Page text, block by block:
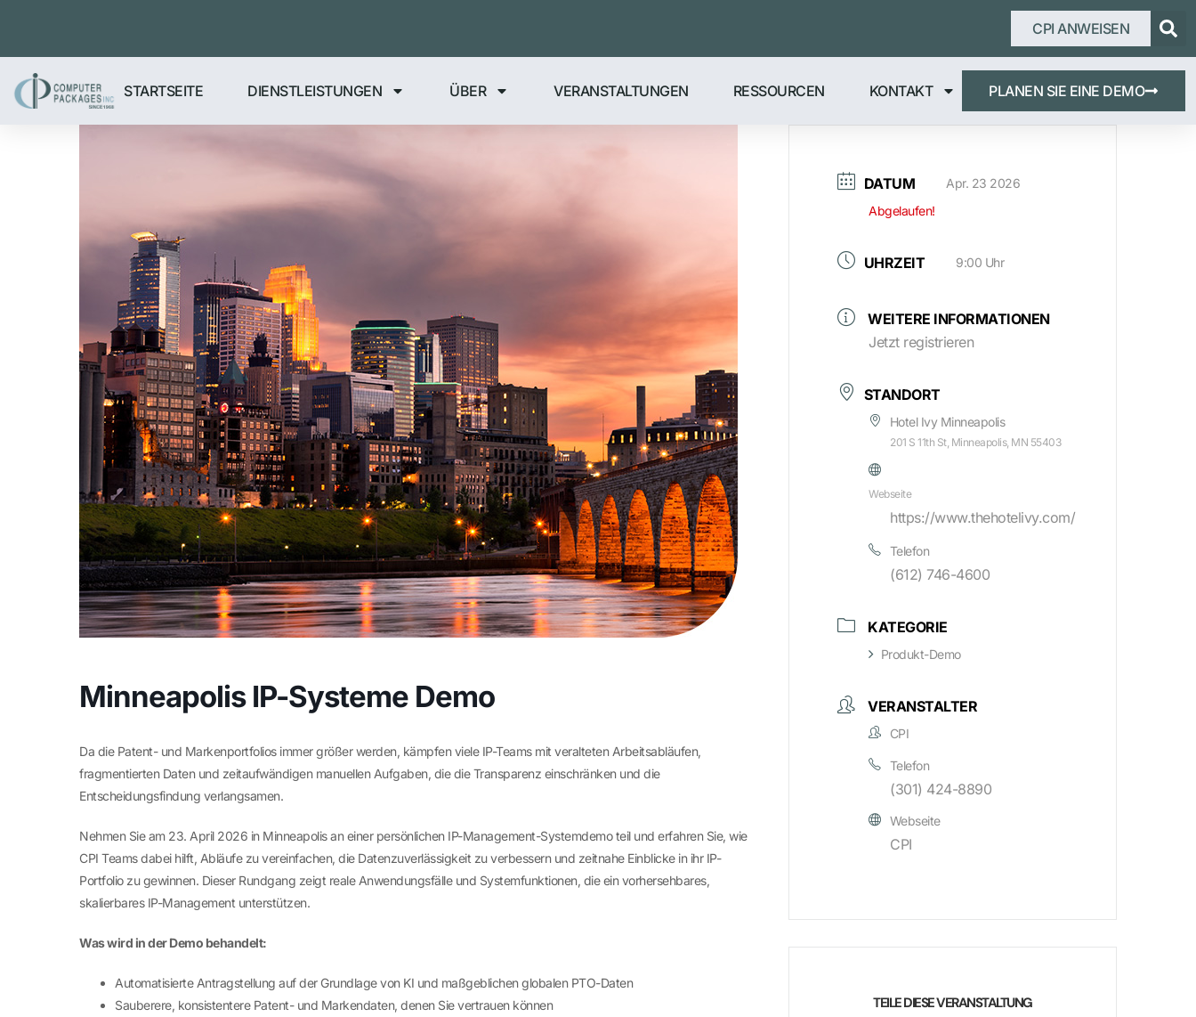
CPI ANWEISEN
STARTSEITE DIENSTLEISTUNGEN ÜBER VERANSTALTUNGEN RESSOURCEN KONTAKT PLANEN SIE EINE DEMO
Minneapolis IP-Systeme Demo
Da die Patent- und Markenportfolios immer größer werden, kämpfen viele IP-Teams mit veralteten Arbeitsabläufen,
fragmentierten Daten und zeitaufwändigen manuellen Aufgaben, die die Transparenz einschränken und die
Entscheidungsfindung verlangsamen.
Nehmen Sie am 23. April 2026 in Minneapolis an einer persönlichen IP-Management-Systemdemo teil und erfahren Sie, wie
CPI Teams dabei hilft, Abläufe zu vereinfachen, die Datenzuverlässigkeit zu verbessern und zeitnahe Einblicke in ihr IP-
Portfolio zu gewinnen. Dieser Rundgang zeigt reale Anwendungsfälle und Systemfunktionen, die ein vorhersehbares,
skalierbares IP-Management unterstützen.
Was wird in der Demo behandelt:
Automatisierte Antragstellung auf der Grundlage von KI und maßgeblichen globalen PTO-Daten
Sauberere, konsistentere Patent- und Markendaten, denen Sie vertrauen können
DATUM
Apr. 23 2026
Abgelaufen!
UHRZEIT 9:00 Uhr
WEITERE INFORMATIONEN
Jetzt registrieren
STANDORT
Hotel Ivy Minneapolis
201 S 11th St, Minneapolis, MN 55403
Webseite
https://www.thehotelivy.com/
Telefon
(612) 746-4600
KATEGORIE
Produkt-Demo
VERANSTALTER
CPI
Telefon
(301) 424-8890
Webseite
CPI
TEILE DIESE VERANSTALTUNG